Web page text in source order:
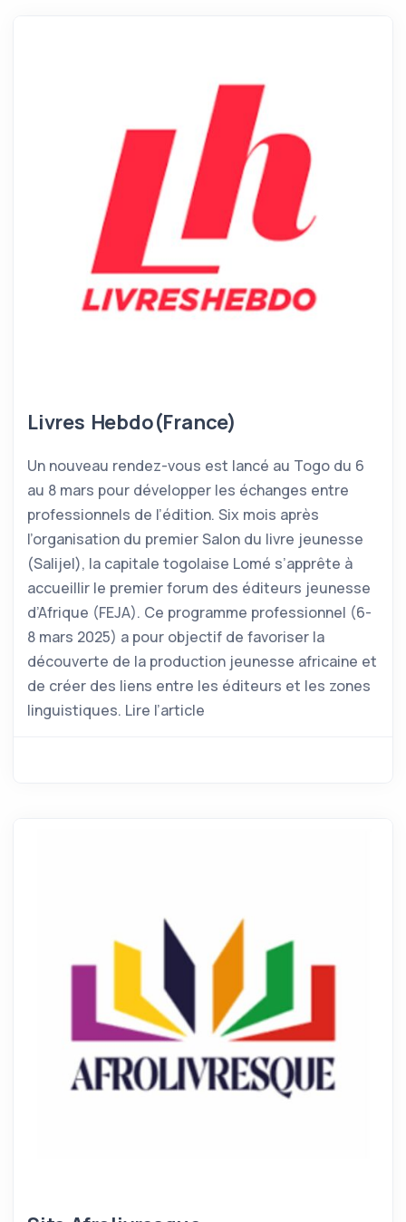
Livres Hebdo(France)
Un nouveau rendez-vous est lancé au Togo du 6
au 8 mars pour développer les échanges entre
professionnels de l’édition. Six mois après
l’organisation du premier Salon du livre jeunesse
(Salijel), la capitale togolaise Lomé s’apprête à
accueillir le premier forum des éditeurs jeunesse
d’Afrique (FEJA). Ce programme professionnel (6-
8 mars 2025) a pour objectif de favoriser la
découverte de la production jeunesse africaine et
de créer des liens entre les éditeurs et les zones
linguistiques. Lire l’article